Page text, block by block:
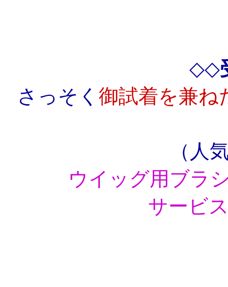
◇◇
さっそく 御試着を兼ね
（人
ウイッグ用ブラ
サービ